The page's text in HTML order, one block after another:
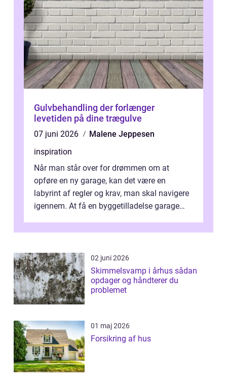
Gulvbehandling der forlænger
levetiden på dine trægulve
07 juni 2026
Malene Jeppesen
inspiration
Når man står over for drømmen om at
opføre en ny garage, kan det være en
labyrint af regler og krav, man skal navigere
igennem. At få en byggetilladelse garage
02 juni 2026
Skimmelsvamp i århus sådan
opdager og håndterer du
problemet
01 maj 2026
Forsikring af hus